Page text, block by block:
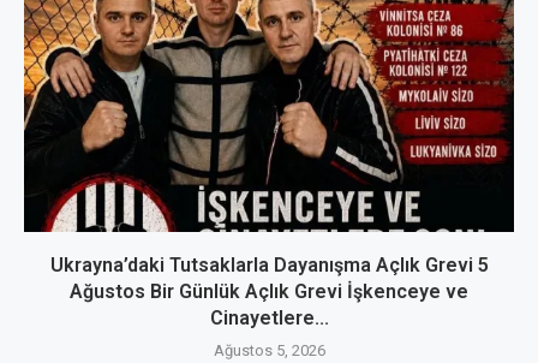
Ukrayna’daki Tutsaklarla Dayanışma Açlık Grevi 5
Ağustos Bir Günlük Açlık Grevi İşkenceye ve
Cinayetlere...
Ağustos 5, 2026